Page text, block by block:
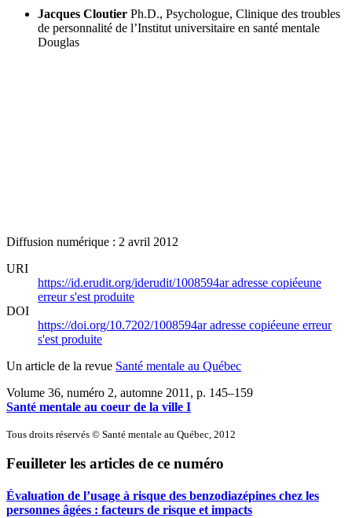
Jacques Cloutier Ph.D., Psychologue, Clinique des troubles
de personnalité de l’Institut universitaire en santé mentale
Douglas
Diffusion numérique : 2 avril 2012
URI
https://id.erudit.org/iderudit/1008594aradresse copiéeune
erreur s'est produite
DOI
https://doi.org/10.7202/1008594aradresse copiéeune erreur
s'est produite
Un article de la revue Santé mentale au Québec
Volume 36, numéro 2, automne 2011 , p. 145–159
Santé mentale au coeur de la ville I
Tous droits réservés © Santé mentale au Québec, 2012
Feuilleter les articles de ce numéro
Évaluation de l’usage à risque des benzodiazépines chez les
personnes âgées : facteurs de risque et impacts